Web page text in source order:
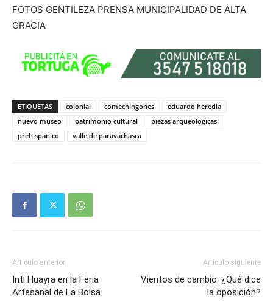
FOTOS GENTILEZA PRENSA MUNICIPALIDAD DE ALTA
GRACIA
ETIQUETAS colonial comechingones
eduardo heredia
nuevo museo
patrimonio cultural
piezas arqueologicas
prehispanico
valle de paravachasca
Artículo anterior
Inti Huayra en la Feria
Artesanal de La Bolsa
Artículo siguiente
Vientos de cambio: ¿Qué dice
la oposición?